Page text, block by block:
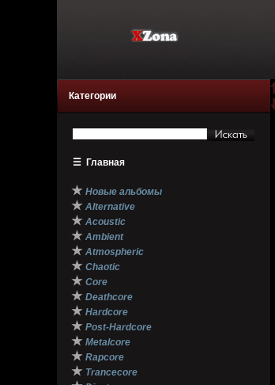
Категории
☰ Главная
★ Новые альбомы
★ Alternative
★ Acoustic
★ Ambient
★ Atmospheric
★ Chaotic
★ Core
★ Deathcore
★ Hardcore
★ Post-Hardcore
★ Metalcore
★ Rapcore
★ Trancecore